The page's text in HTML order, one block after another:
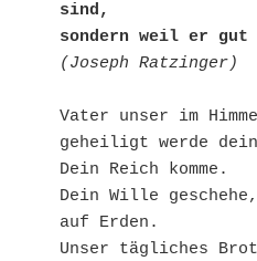
sind,
sondern weil er
(Joseph Ratzinger)
Vater unser im
geheiligt werde dein
Dein Reich komme.
Dein Wille
auf Erden.
Unser tägliches